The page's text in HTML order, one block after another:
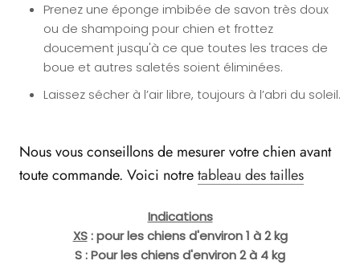
Prenez une éponge imbibée de savon très doux
ou de shampoing pour chien et frottez
doucement jusqu'à ce que toutes les traces de
boue et autres saletés soient éliminées.
Laissez sécher à l’air libre, toujours à l’abri du soleil.
Nous vous conseillons de mesurer votre chien avant
toute commande. Voici notretableau des tailles
Indications
XS: pour les chiens d'environ 1 à 2 kg
S : Pour les chiens d'environ 2 à 4 kg